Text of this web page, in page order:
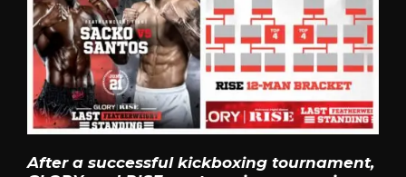
After a successful kickboxing tournament,